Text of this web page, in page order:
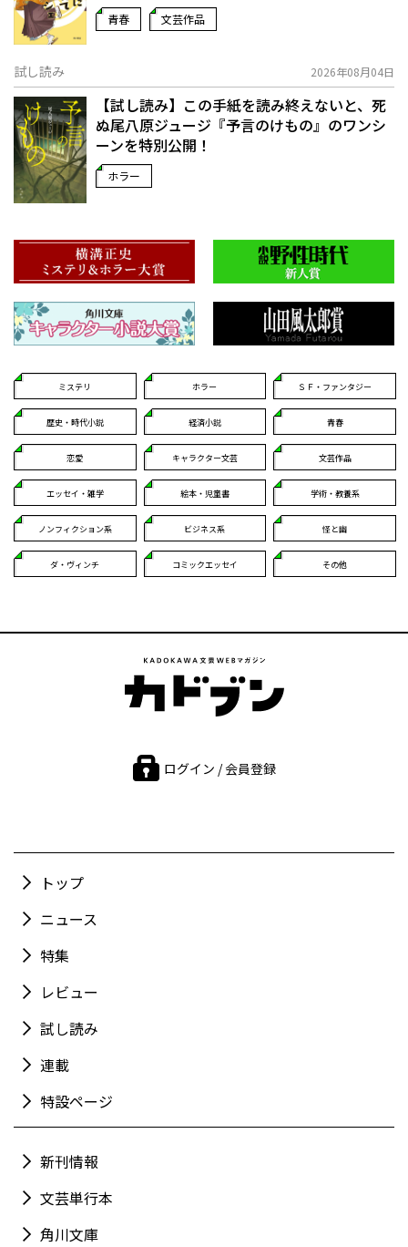
青春 文芸作品
試し読み 2026年08月04日
【試し読み】この手紙を読み終えないと、死
ぬ――尾八原ジュージ『予言のけもの』のワンシ
ーンを特別公開！
ホラー
ミステリ ホラー ＳＦ・ファンタジー
歴史・時代小説 経済小説 青春
恋愛 キャラクター文芸 文芸作品
エッセイ・雑学 絵本・児童書 学術・教養系
ノンフィクション系 ビジネス系 怪と幽
ダ・ヴィンチ コミックエッセイ その他
ログイン / 会員登録
トップ
ニュース
特集
レビュー
試し読み
連載
特設ページ
新刊情報
文芸単行本
角川文庫